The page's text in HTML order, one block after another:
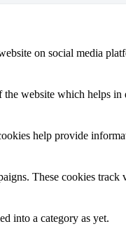
on social media
website which helps
help provide
These cookies
into a category as yet.